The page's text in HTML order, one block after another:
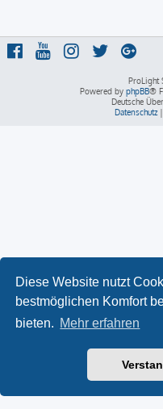
Diese Website nutzt
bestmöglichen Komfort
bieten. Mehr erfahren
ProLight
Powered by phpBB®
Deutsche
Datenschutz |